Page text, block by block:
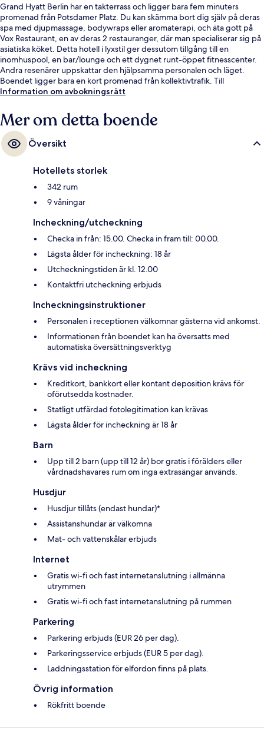
Grand Hyatt Berlin har en takterrass och ligger bara fem minuters
promenad från Potsdamer Platz. Du kan skämma bort dig själv på deras
spa med djupmassage, bodywraps eller aromaterapi, och äta gott på
Vox Restaurant, en av deras 2 restauranger, där man specialiserar sig på
asiatiska köket. Detta hotell i lyxstil ger dessutom tillgång till en
inomhuspool, en bar/lounge och ett dygnet runt-öppet fitnesscenter.
Andra resenärer uppskattar den hjälpsamma personalen och läget.
Boendet ligger bara en kort promenad från kollektivtrafik. Till
Potsdamer Place U-Bahn tar det 7 minuter att gå och till Mendelssohn
Information om avbokningsrätt
Mer om detta boende
Översikt
Hotellets storlek
342 rum
9 våningar
Incheckning/utcheckning
Checka in från: 15.00. Checka in fram till: 00.00.
Lägsta ålder för incheckning: 18 år
Utcheckningstiden är kl. 12.00
Kontaktfri utcheckning erbjuds
Incheckningsinstruktioner
Personalen i receptionen välkomnar gästerna vid ankomst.
Informationen från boendet kan ha översatts med
automatiska översättningsverktyg
Krävs vid incheckning
Kreditkort, bankkort eller kontant deposition krävs för
oförutsedda kostnader.
Statligt utfärdad fotolegitimation kan krävas
Lägsta ålder för incheckning är 18 år
Barn
Upp till 2 barn (upp till 12 år) bor gratis i förälders eller
vårdnadshavares rum om inga extrasängar används.
Husdjur
Husdjur tillåts (endast hundar)*
Assistanshundar är välkomna
Mat- och vattenskålar erbjuds
Internet
Gratis wi-fi och fast internetanslutning i allmänna
utrymmen
Gratis wi-fi och fast internetanslutning på rummen
Parkering
Parkering erbjuds (EUR 26 per dag).
Parkeringsservice erbjuds (EUR 5 per dag).
Laddningsstation för elfordon finns på plats.
Övrig information
Rökfritt boende